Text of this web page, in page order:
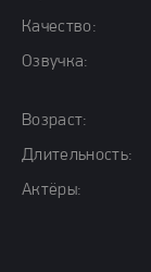
Качество:
Озвучка:
Возраст:
Длительность:
Актёры: